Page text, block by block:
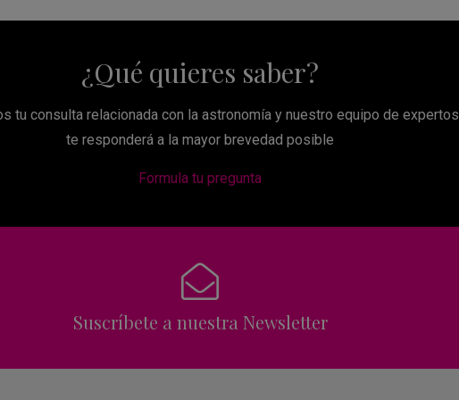
¿Qué quieres saber?
tu consulta relacionada con la astronomía y nuestro equipo de expertos
te responderá a la mayor brevedad posible
Formula tu pregunta
Suscríbete a nuestra Newsletter